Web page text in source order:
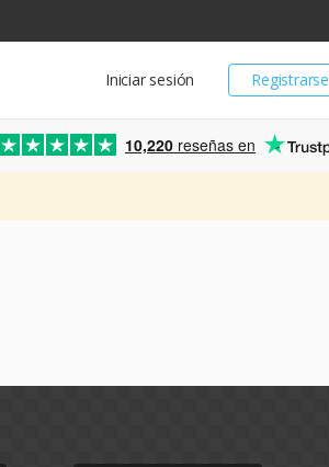
Registrarse
Iniciar sesión
10,220 reseñas en